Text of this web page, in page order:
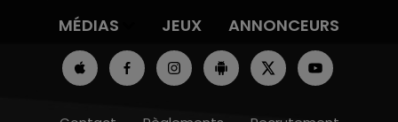
MÉDIAS
JEUX ANNONCEURS